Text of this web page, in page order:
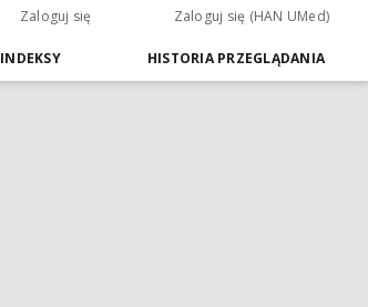
Zaloguj się Zaloguj się (HAN UMed)
INDEKSY HISTORIA PRZEGLĄDANIA